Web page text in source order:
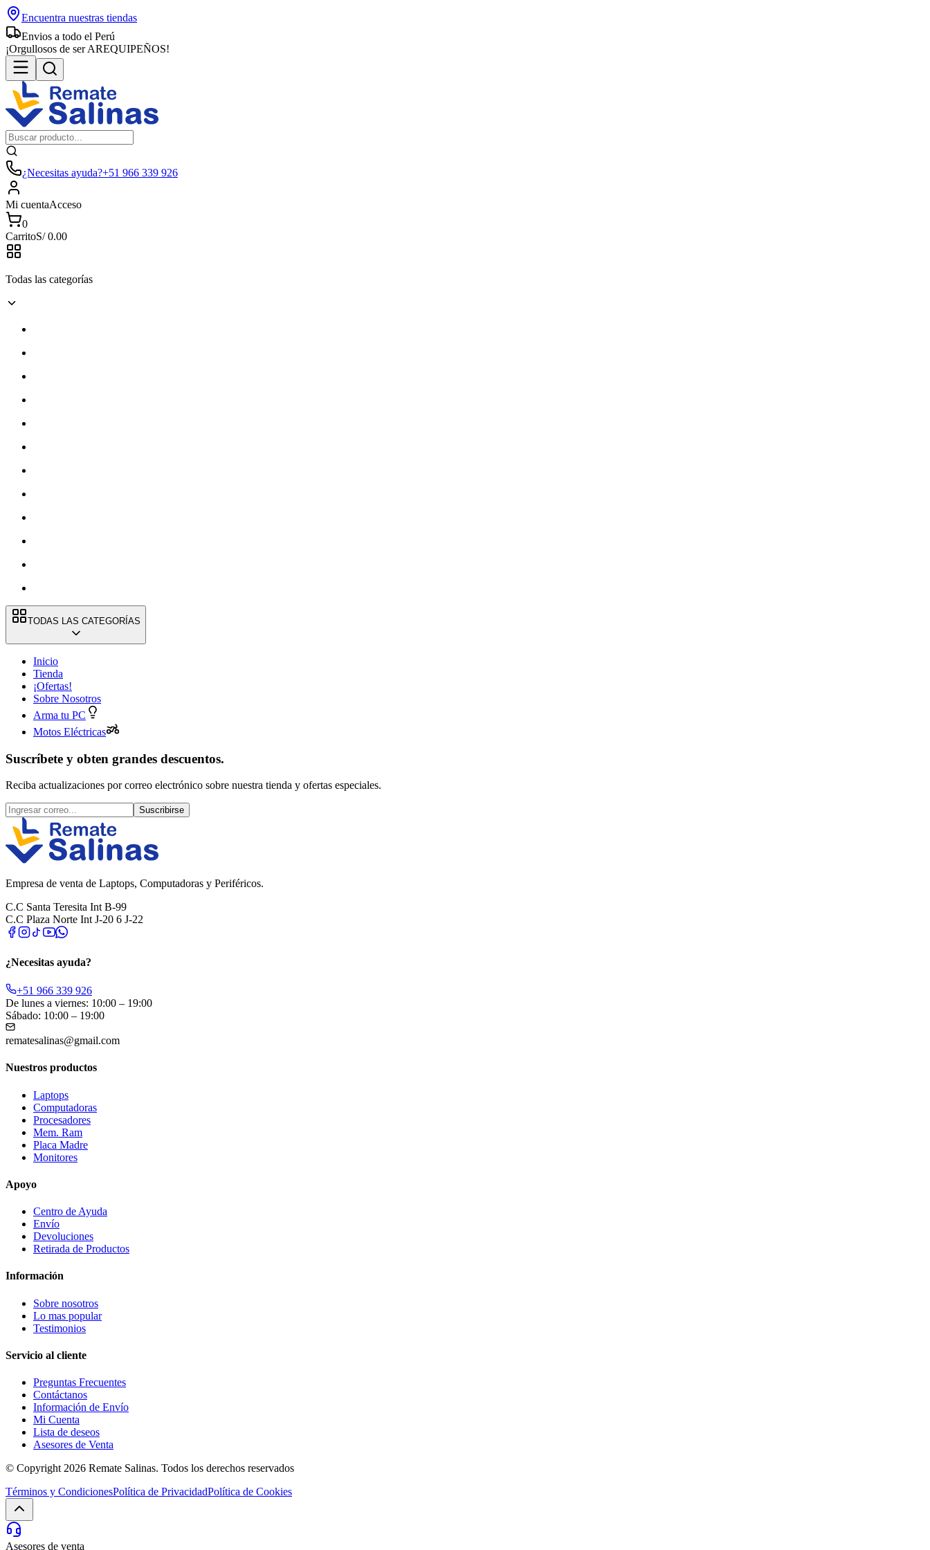
Encuentra nuestras tiendas
Envios a todo el Perú
¡Orgullosos de ser AREQUIPEÑOS!
¿Necesitas ayuda?+51 966 339 926
Mi cuentaAcceso
0
CarritoS/0.00
Todas las categorías
TODAS LAS CATEGORÍAS
Inicio
Tienda
¡Ofertas!
Sobre Nosotros
Arma tu PC
Motos Eléctricas
Suscríbete y obten grandes descuentos.
Reciba actualizaciones por correo electrónico sobre nuestra tienda y ofertas especiales.
Suscribirse
Empresa de venta de Laptops, Computadoras y Periféricos.
C.C Santa Teresita Int B-99
C.C Plaza Norte Int J-20 6 J-22
¿Necesitas ayuda?
+51 966 339 926
De lunes a viernes: 10:00 – 19:00
Sábado: 10:00 – 19:00
rematesalinas@gmail.com
Nuestros productos
Laptops
Computadoras
Procesadores
Mem. Ram
Placa Madre
Monitores
Apoyo
Centro de Ayuda
Envío
Devoluciones
Retirada de Productos
Información
Sobre nosotros
Lo mas popular
Testimonios
Servicio al cliente
Preguntas Frecuentes
Contáctanos
Información de Envío
Mi Cuenta
Lista de deseos
Asesores de Venta
© Copyright 2026 Remate Salinas. Todos los derechos reservados
Términos y CondicionesPolítica de PrivacidadPolítica de Cookies
Asesores de venta